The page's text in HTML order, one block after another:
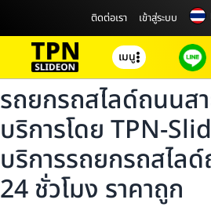
ติดต่อเรา เข้าสู่ระบบ
เมนู
รถยกรถสไลด์ถนนส
บริการโดย TPN-
บริการรถยกรถสไล
24 ชั่วโมง ราคาถูก